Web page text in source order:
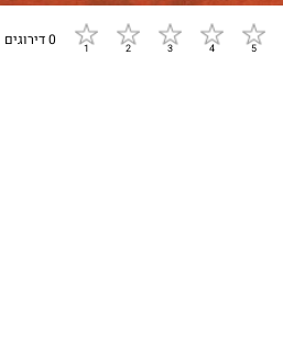
0 דירוגים